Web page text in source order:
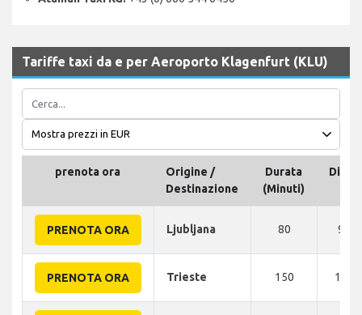
Tariffe taxi da e per Aeroporto Klagenfurt (KLU)
prenota ora
Origine /
Destinazione
Durata
(Minuti)
PRENOTA ORA Ljubljana 80 90
PRENOTA ORA Trieste 150 180